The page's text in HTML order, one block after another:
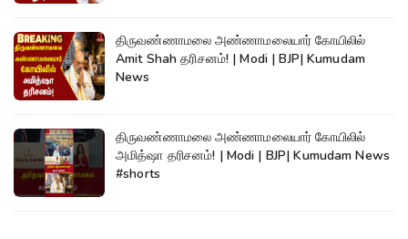
திருவண்ணாமலை அண்ணாமலையார் கோயிலில்
Amit Shah தரிசனம்! | Modi | BJP| Kumudam
News
திருவண்ணாமலை அண்ணாமலையார் கோயிலில்
அமித்ஷா தரிசனம்! | Modi | BJP| Kumudam News
#shorts